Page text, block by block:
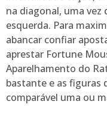
na diagonal, uma vez
esquerda. Para
abancar confiar
aprestar Fortune
Aparelhamento do
bastante e as figuras
comparável uma ou